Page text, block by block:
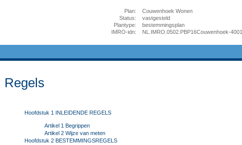
Plan:
Couwenhoek Wonen
Status:
vastgesteld
Plantype:
bestemmingsplan
IMRO-idn:
NL.IMRO.0502.PBP16Couwenhoek-4001
Regels
Hoofdstuk 1 INLEIDENDE REGELS
Artikel 1 Begrippen
Artikel 2 Wijze van meten
Hoofdstuk 2 BESTEMMINGSREGELS